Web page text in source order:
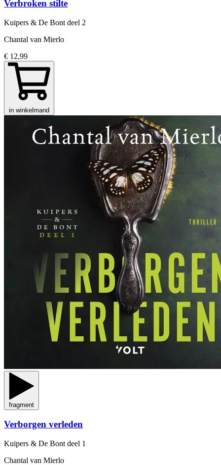
Verbroken stilte
Kuipers & De Bont deel 2
Chantal van Mierlo
€ 12,99
in winkelmand
fragment
Verborgen verleden
Kuipers & De Bont deel 1
Chantal van Mierlo